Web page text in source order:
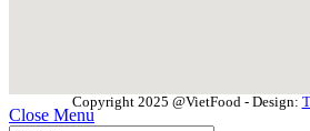
Copyright 2025 @VietFood - Design:
Close Menu